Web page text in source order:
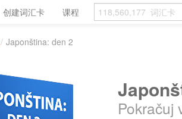
创建词汇卡 课程
/ Japonština: den 2
Pokračuj